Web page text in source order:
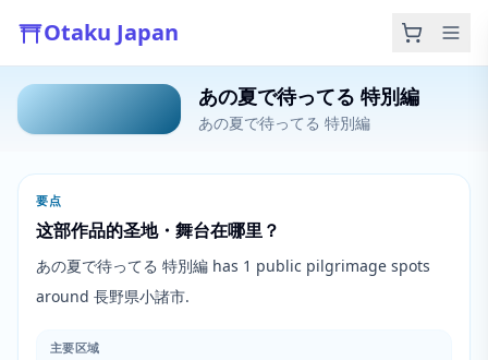
Otaku Japan
あの夏で待ってる 特別編
あの夏で待ってる 特別編
要点
这部作品的圣地・舞台在哪里？
あの夏で待ってる 特別編 has 1 public pilgrimage spots
around 長野県小諸市.
主要区域